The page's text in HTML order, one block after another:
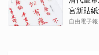
宮新貼
自由電子報